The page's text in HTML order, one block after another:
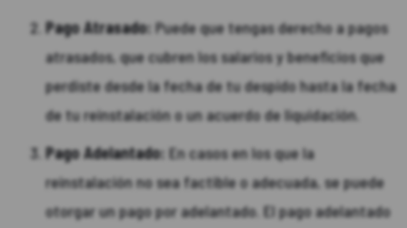
Pago Atrasado: Puede que tengas derecho a pagos
atrasados, que cubren los salarios y beneficios que
perdiste desde la fecha de tu despido hasta la fecha
de tu reinstalación o un acuerdo de liquidación.
Pago Adelantado: En casos en los que la
reinstalación no sea factible o adecuada, se puede
otorgar un pago por adelantado. El pago adelantado